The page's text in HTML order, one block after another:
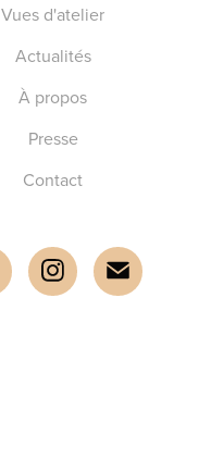
Vues d'atelier
Actualités
À propos
Presse
Contact